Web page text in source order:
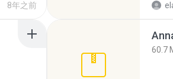
8年之前
60.7